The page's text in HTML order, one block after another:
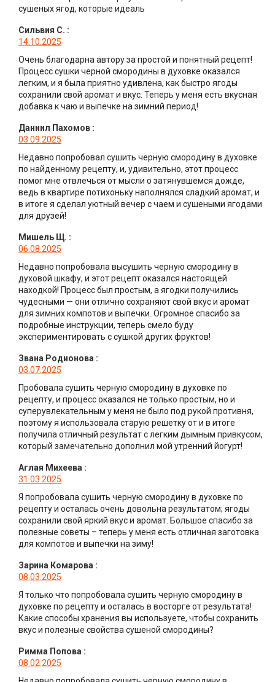
сушеных ягод, которые идеаль
Сильвия С. :
14.10.2025
Очень благодарна автору за простой и понятный рецепт!
Процесс сушки черной смородины в духовке оказался
легким, и я была приятно удивлена, как быстро ягоды
сохранили свой аромат и вкус. Теперь у меня есть вкусная
добавка к чаю и выпечке на зимний период!
Даниил Пахомов :
03.09.2025
Недавно попробовал сушить черную смородину в духовке
по найденному рецепту, и, удивительно, этот процесс
помог мне отвлечься от мысли о затянувшемся дожде,
ведь в квартире потихоньку наполнялся сладкий аромат, и
в итоге я сделал уютный вечер с чаем и сушеными ягодами
для друзей!
Мишель Щ. :
06.08.2025
Недавно попробовала высушить черную смородину в
духовой шкафу, и этот рецепт оказался настоящей
находкой! Процесс был простым, а ягодки получились
чудесными — они отлично сохраняют свой вкус и аромат
для зимних компотов и выпечки. Огромное спасибо за
подробные инструкции, теперь смело буду
экспериментировать с сушкой других фруктов!
Звана Родионова :
03.07.2025
Пробовала сушить черную смородину в духовке по
рецепту, и процесс оказался не только простым, но и
суперувлекательным у меня не было под рукой противня,
поэтому я использовала старую решетку от и в итоге
получила отличный результат с легким дымным привкусом,
который замечательно дополнил мой утренний йогурт!
Аглая Михеева :
31.03.2025
Я попробовала сушить черную смородину в духовке по
рецепту и осталась очень довольна результатом; ягоды
сохранили свой яркий вкус и аромат. Большое спасибо за
полезные советы – теперь у меня есть отличная заготовка
для компотов и выпечки на зиму!
Зарина Комарова :
08.03.2025
Я только что попробовала сушить черную смородину в
духовке по рецепту и осталась в восторге от результата!
Какие способы хранения вы используете, чтобы сохранить
вкус и полезные свойства сушеной смородины?
Римма Попова :
08.02.2025